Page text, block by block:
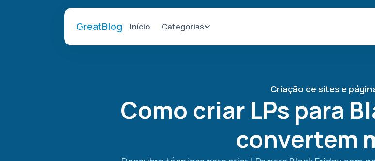
GreatBlog Início Categorias
Criação de sites e
Como criar LPs para
convertem